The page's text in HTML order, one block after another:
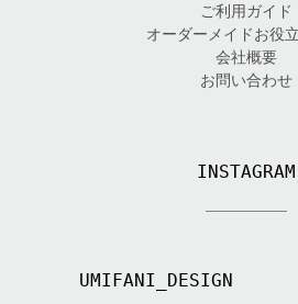
ご利用ガイド
オーダーメイドお役
会社概要
お問い合わせ
INSTAGRAM
UMIFANI_DESIGN